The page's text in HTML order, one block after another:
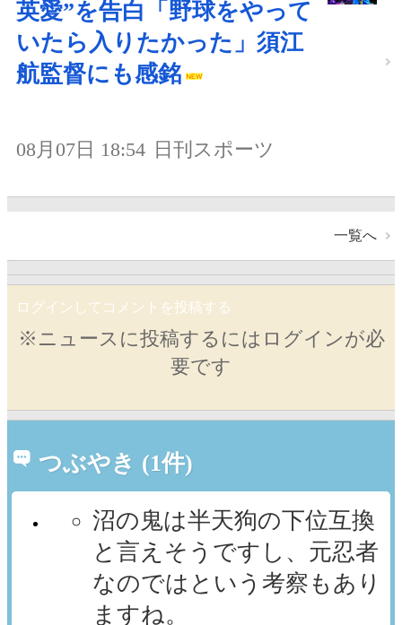
英愛”を告白「野球をやって
いたら入りたかった」須江
航監督にも感銘
08月07日 18:54 日刊スポーツ
一覧へ
ログインしてコメントを投稿する
※ニュースに投稿するにはログインが必
要です
つぶやき (1件)
沼の鬼は半天狗の下位互換
と言えそうですし、元忍者
なのではという考察もあり
ますね。